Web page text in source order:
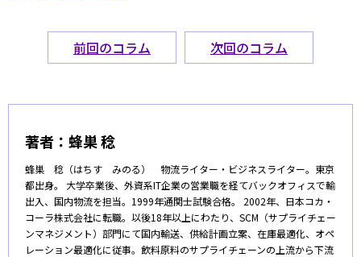
前回のコラム 次回のコラム
著者： 蜂巣 稔
蜂巣 稔（はちす みのる） 物流ライター・ビジネスライター。東京
都出身。 大学卒業後、外資系IT企業の営業職を経てバックオフィスで輸
出入、国内物流を担当。1999年通関士試験合格。 2002年、日本コカ・
コーラ株式会社に転職。以後18年以上にわたり、SCM（サプライチェー
ンマネジメント）部門にて国内輸送、供給計画立案、在庫最適化、オペ
レーション最適化に従事。飲料原料のサプライチェーンの上流から下流